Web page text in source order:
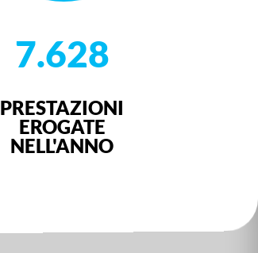
7.628
PRESTAZIONI
EROGATE
NELL'ANNO